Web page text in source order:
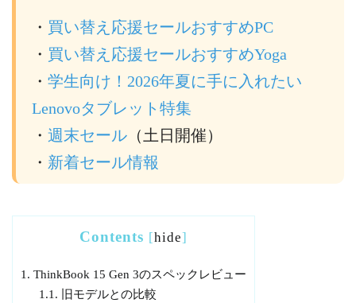
・ 買い替え応援セールおすすめPC
・ 買い替え応援セールおすすめYoga
・ 学生向け！2026年夏に手に入れたい
Lenovoタブレット特集
・ 週末セール （土日開催）
・ 新着セール情報
Contents [hide]
1. ThinkBook 15 Gen 3のスペックレビュー
1.1. 旧モデルとの比較